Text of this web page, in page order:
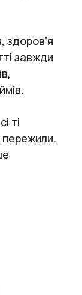
завжди
ті
пережили.